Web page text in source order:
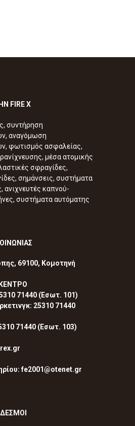
FIRE X
συντήρηση
αναγόμωση
φωτισμός ασφαλείας,
μέσα ατομικής
σφραγίδες,
σημάνσεις, συστήματα
ανιχνευτές καπνού-
συστήματα αυτόματης
69100, Κομοτηνή
71440 (Εσωτ. 101)
25310 71440
71440 (Εσωτ. 103)
fe2001@otenet.gr